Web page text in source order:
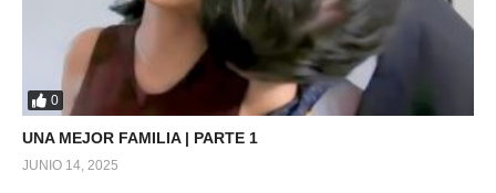
0
UNA MEJOR FAMILIA | PARTE 1
JUNIO 14, 2025